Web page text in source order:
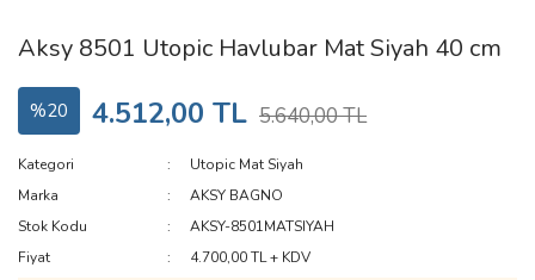
Aksy 8501 Utopic Havlubar Mat Siyah 40 cm
%20 4.512,00 TL 5.640,00 TL
Kategori
Utopic Mat Siyah
Marka
AKSY BAGNO
Stok Kodu
AKSY-8501MATSIYAH
Fiyat
4.700,00 TL + KDV